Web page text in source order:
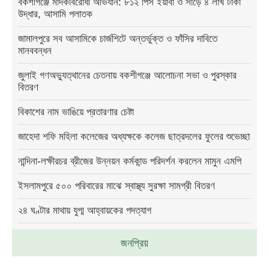
জনপ্রিয়
উদ্ধার, আসামি পলাতক
জামালপুরে সব আসামিকে চার্জশিটে অন্তর্ভুক্ত ও ফাঁসির দাবিতে
মানববন্ধন
জুলাই গণঅভ্যুত্থানের চেতনায় বকশীগঞ্জে আলোচনা সভা ও পুরস্কার
বিতরণ
বিকাশের নাম ভাঙিয়ে প্রতারণার চেষ্টা
জাহেদা শফি মহিলা কলেজের অধ্যক্ষকে কলেজ ছাত্রদলের ফুলের শুভেচ্ছা
নান্দিনা-লক্ষীরচর ব্রীজের উন্নয়ন কর্মকান্ড পরিদর্শন করলেন মামুন এমপি
ইসলামপুরে ৫০০ পরিবারের মাঝে স্বাস্থ্য সুরক্ষা সামগ্রী বিতরণ
২৪ ঘণ্টার মাথায় যুগ্ম আহ্বায়কের পদত্যাগ